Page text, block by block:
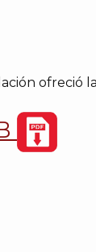
ofreció